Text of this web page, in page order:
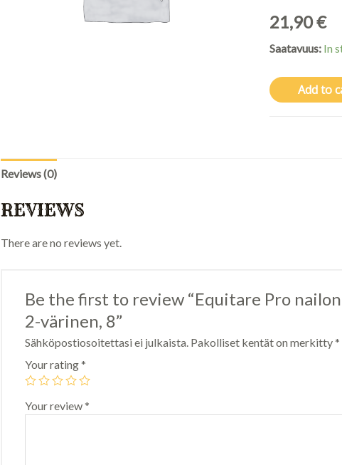
21,90€
Saatavuus: In
Add to
Reviews (0)
REVIEWS
There are no reviews yet.
Be the first to review “Equitare Pro
2-värinen, 8”
Sähköpostiosoitettasi ei julkaista. Pakolliset kentät on merkitty*
Your rating*
Your review*